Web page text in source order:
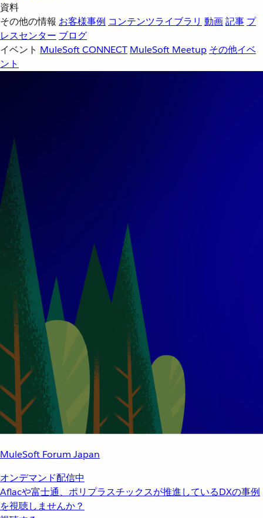
資料
その他の情報 お客様事例 コンテンツライブラリ 動画記事 プ
レスセンター ブログ
イベント MuleSoft CONNECT MuleSoft Meetup その他イベ
ント
MuleSoft Forum Japan
オンデマンド配信中
Aflacや富士通、ポリプラスチックスが推進しているDXの事例
を視聴しませんか？